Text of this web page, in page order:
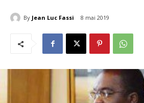
By Jean Luc Fassi 8 mai 2019